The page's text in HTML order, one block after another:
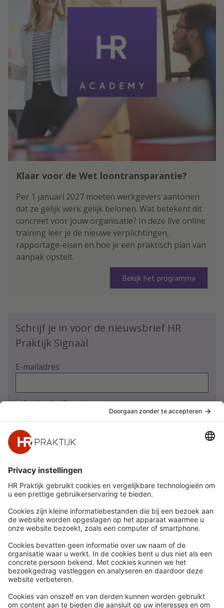
Klaar voor de Wet loontransparantie?
Per 1 januari 2027 moeten werkgevers aantonen
dat ze gelijk werk gelijk belonen. Wat betekent dit
concreet voor jouw organisatie? In deze live online
training leer je de nieuwe verplichtingen,
rapportage-eisen en hoe je een praktisch plan van
aanpak opstelt.
Bekijk het programma
Schrijf je in voor de nieuwsbrief HR
Praktijk Signaal
E-mailadres
Ja, ik schrijf me in
Snel naar
Nieuws
Whitepapers
Webinars
Word lid
Contact
Meer
HR Academy
HR Podcast
CHRO
HR Day
Volg Ons